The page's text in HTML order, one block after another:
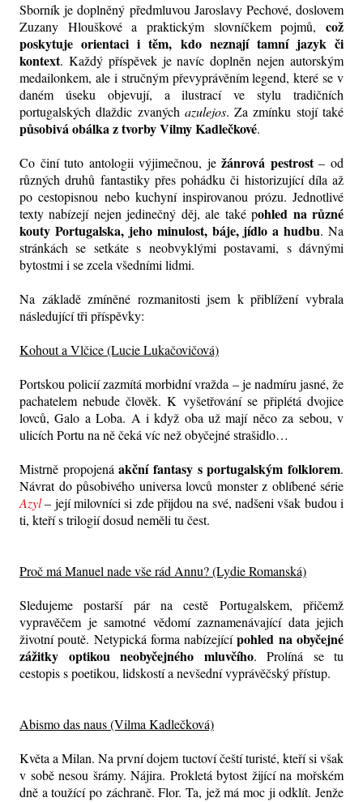
Sborník je doplněný předmluvou Jaroslavy Pechové, doslovem
Zuzany Hlouškové a praktickým slovníčkem pojmů, což
poskytuje orientaci i těm, kdo neznají tamní jazyk či
kontext. Každý příspěvek je navíc doplněn nejen autorským
medailonkem, ale i stručným převyprávěním legend, které se v
daném úseku objevují, a ilustrací ve stylu tradičních
portugalských dlaždic zvaných azulejos. Za zmínku stojí také
působivá obálka z tvorby Vilmy Kadlečkové.
Co činí tuto antologii výjimečnou, ježánrová pestrost– od
různých druhů fantastiky přes pohádku či historizující díla až
po cestopisnou nebo kuchyní inspirovanou prózu. Jednotlivé
texty nabízejí nejen jedinečný děj, ale také pohled na různé
kouty Portugalska, jeho minulost, báje, jídlo a hudbu. Na
stránkách se setkáte s neobvyklými postavami, s dávnými
bytostmi i se zcela všedními lidmi.
Na základě zmíněné rozmanitosti jsem k přiblížení vybrala
následující tři příspěvky:
Kohout a Vlčice (Lucie Lukačovičová)
Portskou policií zazmítá morbidní vražda – je nadmíru jasné, že
pachatelem nebude člověk. K vyšetřování se připlétá dvojice
lovců, Galo a Loba. A i když oba už mají něco za sebou, v
ulicích Portu na ně čeká víc než obyčejné strašidlo…
Mistrně propojenáakční fantasy s portugalským folklorem.
Návrat do působivého universa lovců monster z oblíbené série
Azyl– její milovníci si zde přijdou na své, nadšeni však budou i
ti, kteří s trilogií dosud neměli tu čest.
Proč má Manuel nade vše rád Annu? (Lydie Romanská)
Sledujeme postarší pár na cestě Portugalskem, přičemž
vypravěčem je samotné vědomí zaznamenávající data jejich
životní poutě. Netypická forma nabízejícípohled na obyčejné
zážitky optikou neobyčejného mluvčího. Prolíná se tu
cestopis s poetikou, lidskostí a nevšední vyprávěčský přístup.
Abismo das naus (Vilma Kadlečková)
Květa a Milan. Na první dojem tuctoví čeští turisté, kteří si však
v sobě nesou šrámy. Nájira. Prokletá bytost žijící na mořském
dně a toužící po záchraně. Flor. Ta, jež má moc ji odklít. Jenže